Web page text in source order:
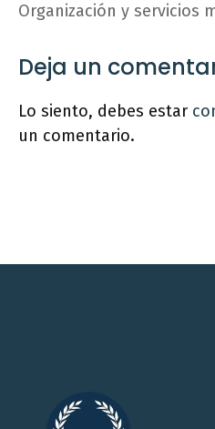
Organización y servicios
Deja un
Lo siento, debes estar
un comentario.